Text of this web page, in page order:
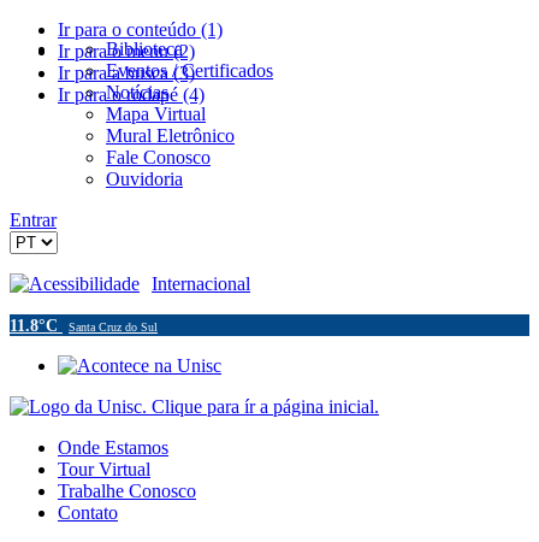
Ir para o conteúdo (1)
Ir para o menu (2)
Ir para a busca (3)
Ir para o rodapé (4)
Biblioteca
Eventos / Certificados
Notícias
Mapa Virtual
Mural Eletrônico
Fale Conosco
Ouvidoria
Entrar
Acessibilidade Internacional
11.8°C Santa Cruz do Sul
Onde Estamos
Tour Virtual
Trabalhe Conosco
Contato